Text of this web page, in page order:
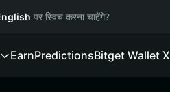
पर स्विच करना चाहेंगे?
EarnPredictionsBitget Wallet X